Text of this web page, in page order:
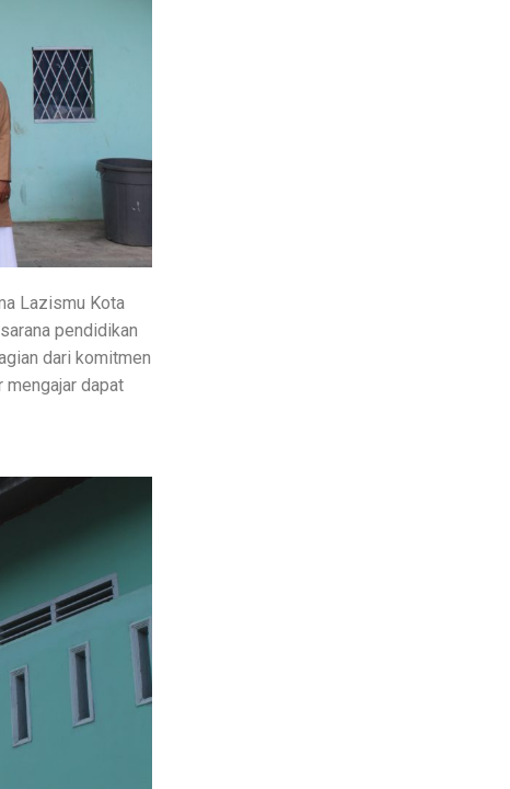
Lazismu Kota
pendidikan
dari komitmen
mengajar dapat